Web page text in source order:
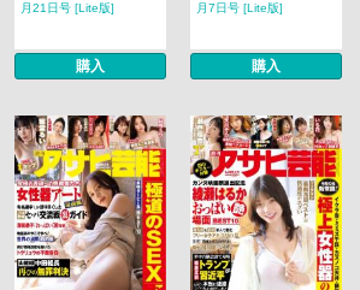
月21日号 [Lite版]
購入
月7日号 [Lite版]
購入